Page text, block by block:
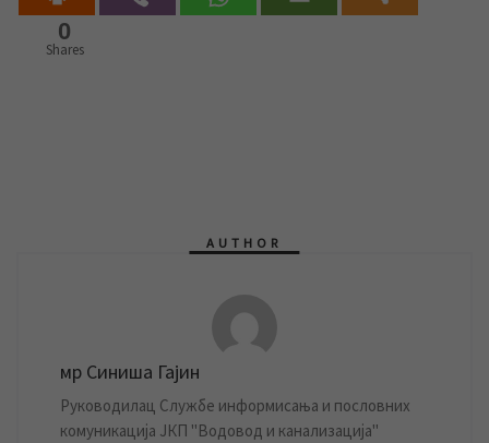
0
Shares
AUTHOR
мр Синиша Гајин
Руководилац Службе информисања и пословних
комуникација ЈКП "Водовод и канализација"